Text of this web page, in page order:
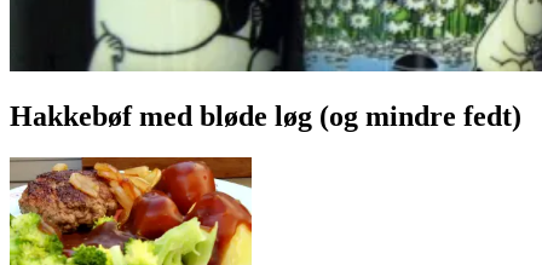
Hakkebøf med bløde løg (og mindre fedt)